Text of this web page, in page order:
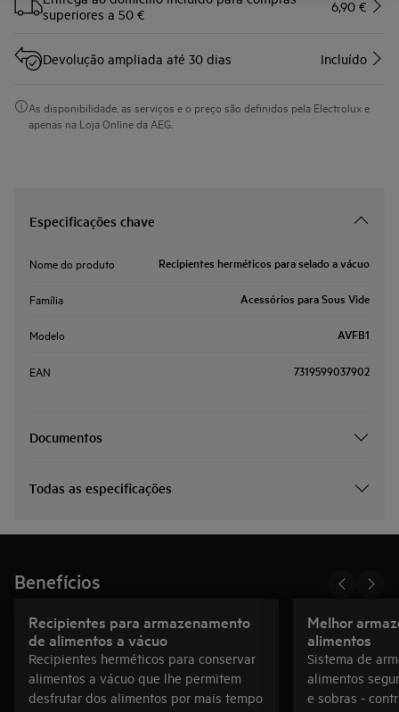
superiores a 50 €
6,90 €
Devolução ampliada até 30 dias Incluído
As disponibilidade, as serviços e o preço são definidos pela Electrolux e
apenas na Loja Online da AEG.
Especificações chave
Nome do produto Recipientes herméticos para selado a vácuo
Família Acessórios para Sous Vide
Modelo AVFB1
EAN 7319599037902
Documentos
Todas as especificações
Benefícios
Recipientes para armazenamento
de alimentos a vácuo
Recipientes herméticos para conservar
alimentos a vácuo que lhe permitem
desfrutar dos alimentos por mais tempo
Melhor
alimentos
Sistema de
alimentos
e sobras -